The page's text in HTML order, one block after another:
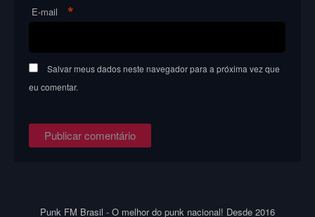
E-mail *
Salvar meus dados neste navegador para a próxima vez que
eu comentar.
Punk FM Brasil - O melhor do punk nacional! Desde 2016